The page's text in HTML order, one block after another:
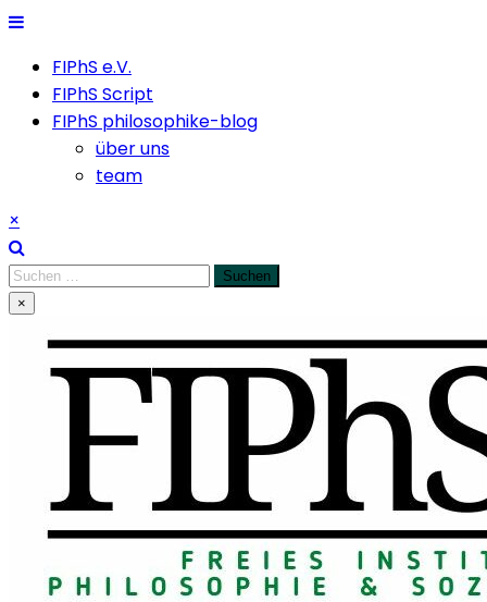
Skip
contentFIPhS e.V.
FIPhS Script
FIPhS philosophike-blog
über uns
team
×
Suchen
nach:
×